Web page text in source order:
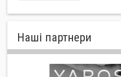
Нашi партнери